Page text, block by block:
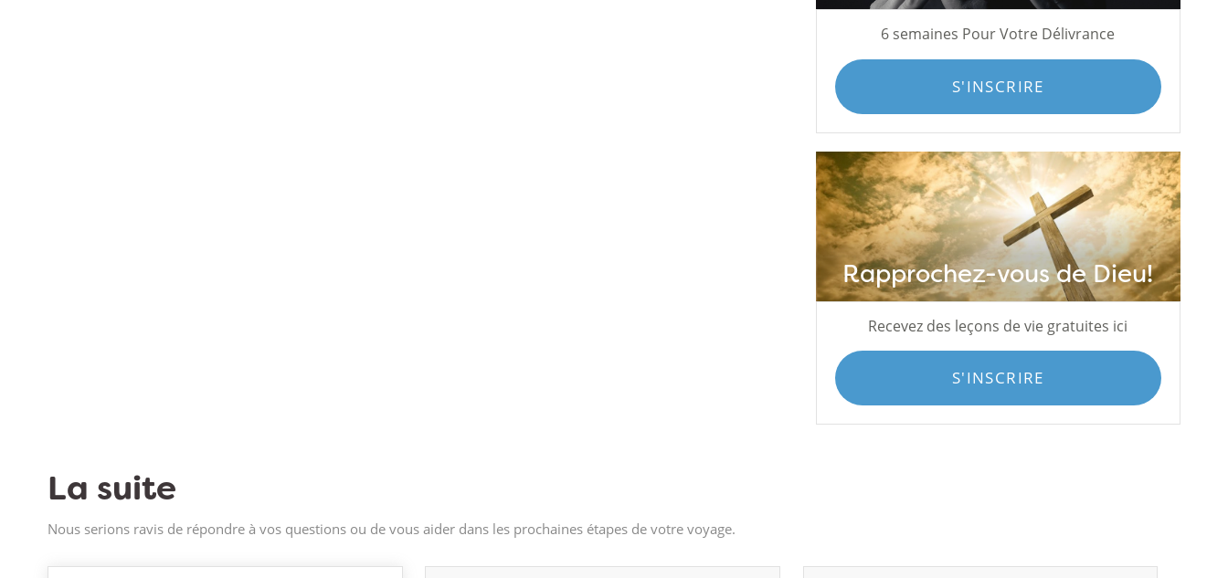
6 semaines Pour Votre Délivrance
S'INSCRIRE
Rapprochez-vous de Dieu!
Recevez des leçons de vie gratuites ici
S'INSCRIRE
La suite
Nous serions ravis de répondre à vos questions ou de vous aider dans les prochaines étapes de votre voyage.